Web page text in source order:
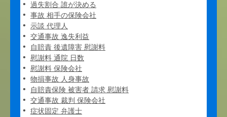
過失割合 誰が決める
事故 相手の保険会社
示談 代理人
交通事故 逸失利益
自賠責 後遺障害 慰謝料
慰謝料 通院 日数
慰謝料 保険会社
物損事故 人身事故
自賠責保険 被害者 請求 慰謝料
交通事故 裁判 保険会社
症状固定 弁護士